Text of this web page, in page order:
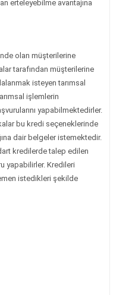
erteleyebilme avantajına
olan müşterilerine
tarafından müşterilerine
isteyen tarımsal
işlemlerin
yapabilmektedirler.
bu kredi seçeneklerinde
dair belgeler istemektedir.
kredilerde talep edilen
yapabilirler. Kredileri
istedikleri şekilde